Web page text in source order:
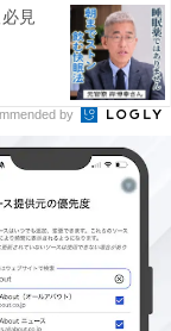
見
by